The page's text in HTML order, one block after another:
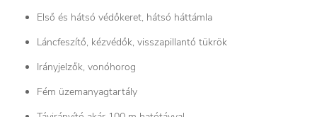
Első és hátsó védőkeret, hátsó háttámla
Láncfeszítő, kézvédők, visszapillantó tükrök
Irányjelzők, vonóhorog
Fém üzemanyagtartály